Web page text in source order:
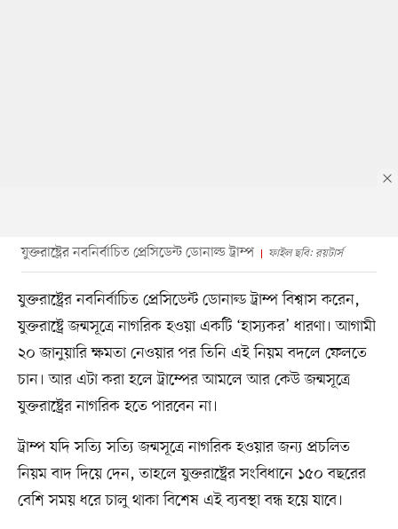
যুক্তরাষ্ট্রের নবনির্বাচিত প্রেসিডেন্ট ডোনাল্ড ট্রাম্প ফাইল ছবি: রয়টার্স
যুক্তরাষ্ট্রের নবনির্বাচিত প্রেসিডেন্ট ডোনাল্ড ট্রাম্প বিশ্বাস করেন,
যুক্তরাষ্ট্রে জন্মসূত্রে নাগরিক হওয়া একটি ‘হাস্যকর’ ধারণা। আগামী
২০ জানুয়ারি ক্ষমতা নেওয়ার পর তিনি এই নিয়ম বদলে ফেলতে
চান। আর এটা করা হলে ট্রাম্পের আমলে আর কেউ জন্মসূত্রে
যুক্তরাষ্ট্রের নাগরিক হতে পারবেন না।
ট্রাম্প যদি সত্যি সত্যি জন্মসূত্রে নাগরিক হওয়ার জন্য প্রচলিত
নিয়ম বাদ দিয়ে দেন, তাহলে যুক্তরাষ্ট্রের সংবিধানে ১৫০ বছরের
বেশি সময় ধরে চালু থাকা বিশেষ এই ব্যবস্থা বন্ধ হয়ে যাবে।